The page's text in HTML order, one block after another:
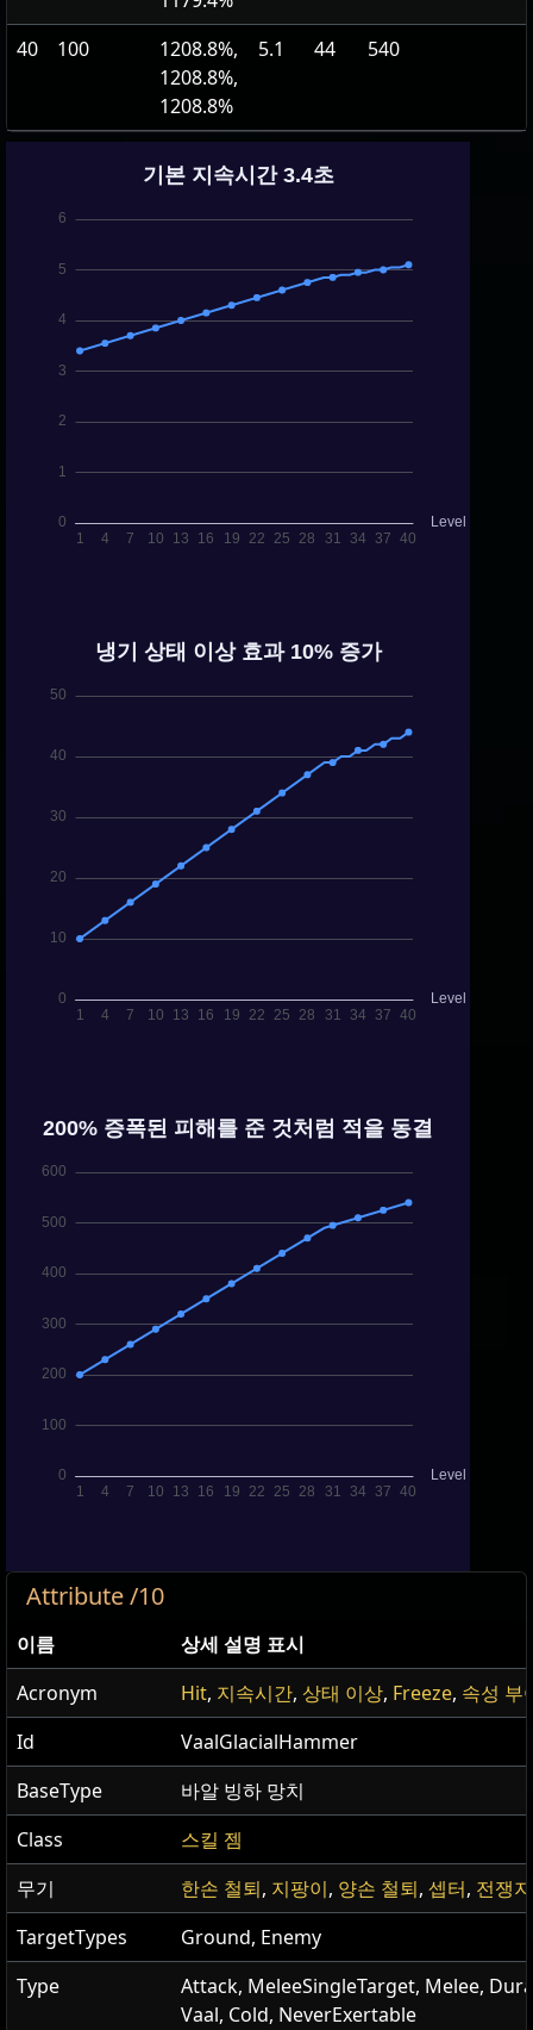
40
100
1208.8%,
1208.8%,
1208.8%
5.1 44 540
Attribute /10
이름
상세 설명 표시
Acronym
Hit, 지속시간, 상태 이상, Freeze, 속성 부
Id
VaalGlacialHammer
BaseType
바알 빙하 망치
Class
스킬 젬
무기
한손 철퇴, 지팡이, 양손 철퇴, 셉터, 전쟁
TargetTypes
Ground, Enemy
Type
Attack, MeleeSingleTarget, Melee,
Vaal, Cold, NeverExertable